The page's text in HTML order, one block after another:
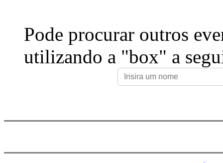
Pode procurar outros
utilizando a "box" a